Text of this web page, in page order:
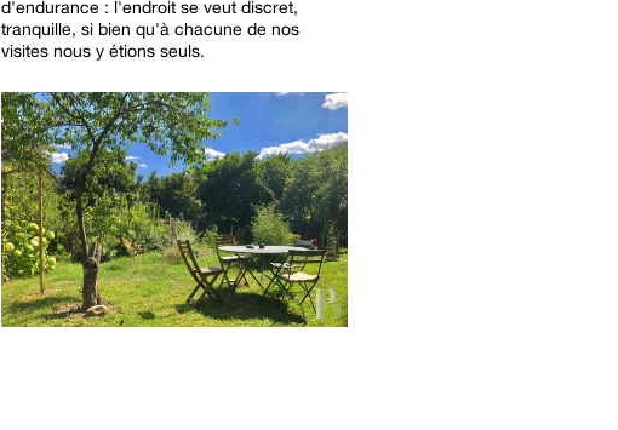
d'endurance : l'endroit se veut discret,
tranquille, si bien qu'à chacune de nos
visites nous y étions seuls.